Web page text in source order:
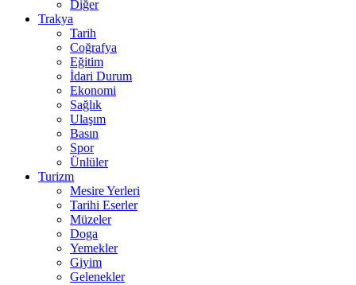
Diğer
Trakya
Tarih
Coğrafya
Eğitim
İdari Durum
Ekonomi
Sağlık
Ulaşım
Basın
Spor
Ünlüler
Turizm
Mesire Yerleri
Tarihi Eserler
Müzeler
Doga
Yemekler
Giyim
Gelenekler